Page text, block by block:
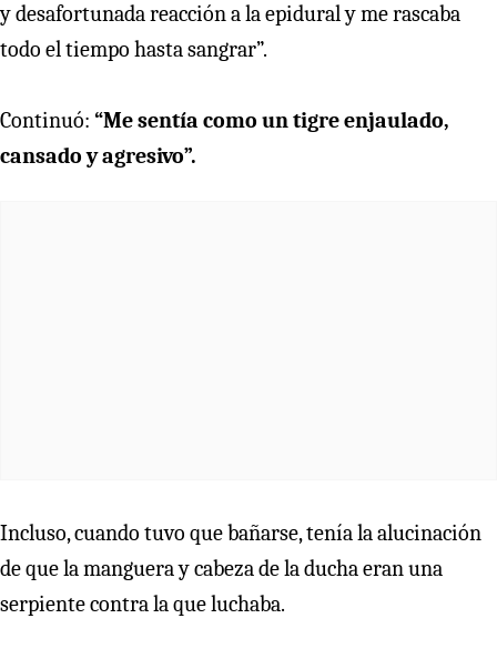
y desafortunada reacción a la epidural y me rascaba
todo el tiempo hasta sangrar”.
Continuó: “Me sentía como un tigre enjaulado,
cansado y agresivo”.
Incluso, cuando tuvo que bañarse, tenía la alucinación
de que la manguera y cabeza de la ducha eran una
serpiente contra la que luchaba.